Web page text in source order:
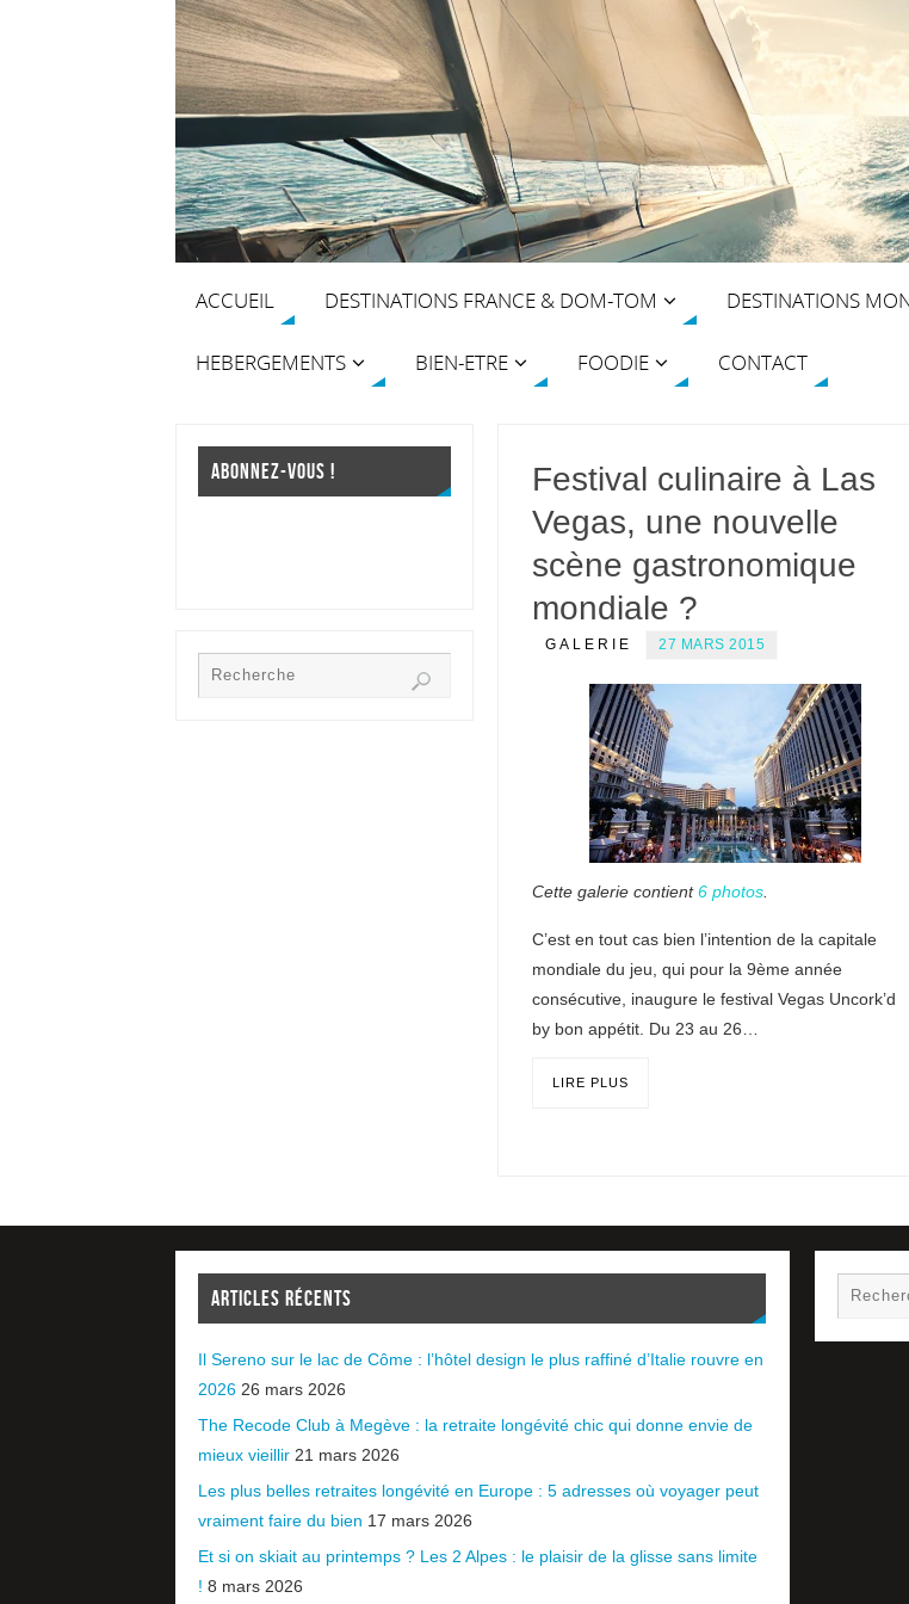
ACCUEIL DESTINATIONS FRANCE & DOM-TOM DESTINATIONS
HEBERGEMENTS BIEN-ETRE FOODIE CONTACT
Festival culinaire à Las
Vegas, une nouvelle
scène gastronomique
mondiale ?
GALERIE 27 MARS 2015
Cette galerie contient6 photos
C’est en tout cas bien l’intention de la capitale
mondiale du jeu, qui pour la 9ème année
consécutive, inaugure le festival Vegas Uncork’d
by bon appétit. Du 23 au 26…
LIRE PLUS
ABONNEZ-VOUS !
ARTICLES RÉCENTS
Il Sereno sur le lac de Côme : l’hôtel design le plus raffiné d’Italie rouvre en
2026 26 mars 2026
The Recode Club à Megève : la retraite longévité chic qui donne envie de
mieux vieillir 21 mars 2026
Les plus belles retraites longévité en Europe : 5 adresses où voyager peut
vraiment faire du bien 17 mars 2026
Et si on skiait au printemps ? Les 2 Alpes : le plaisir de la glisse sans limite
! 8 mars 2026